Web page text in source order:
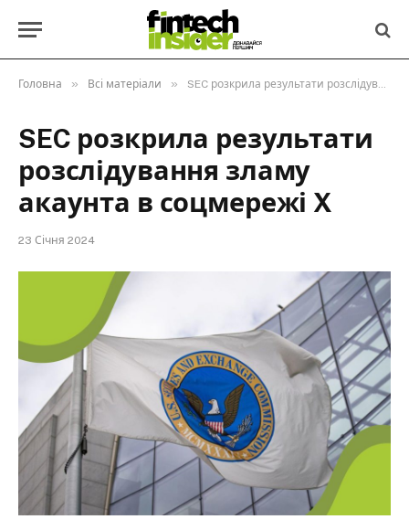
Головна » Всі матеріали » SEC розкрила результати розслідування зламу акаунта в соцмережі X
SEC розкрила результати
розслідування зламу
акаунта в соцмережі X
23 Січня 2024